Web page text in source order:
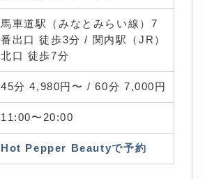
馬車道駅（みなとみらい線）7
番出口 徒歩3分 / 関内駅（JR）
北口 徒歩7分
45分 4,980円〜 / 60分 7,000円
11:00〜20:00
Hot Pepper Beautyで予約